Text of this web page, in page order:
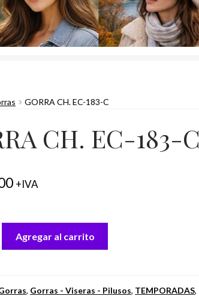
GORRA CH. EC-183-C
CH. EC-183-C
+IVA
Agregar al carrito
, Gorras - Viseras - Pilusos, TEMPORADAS,